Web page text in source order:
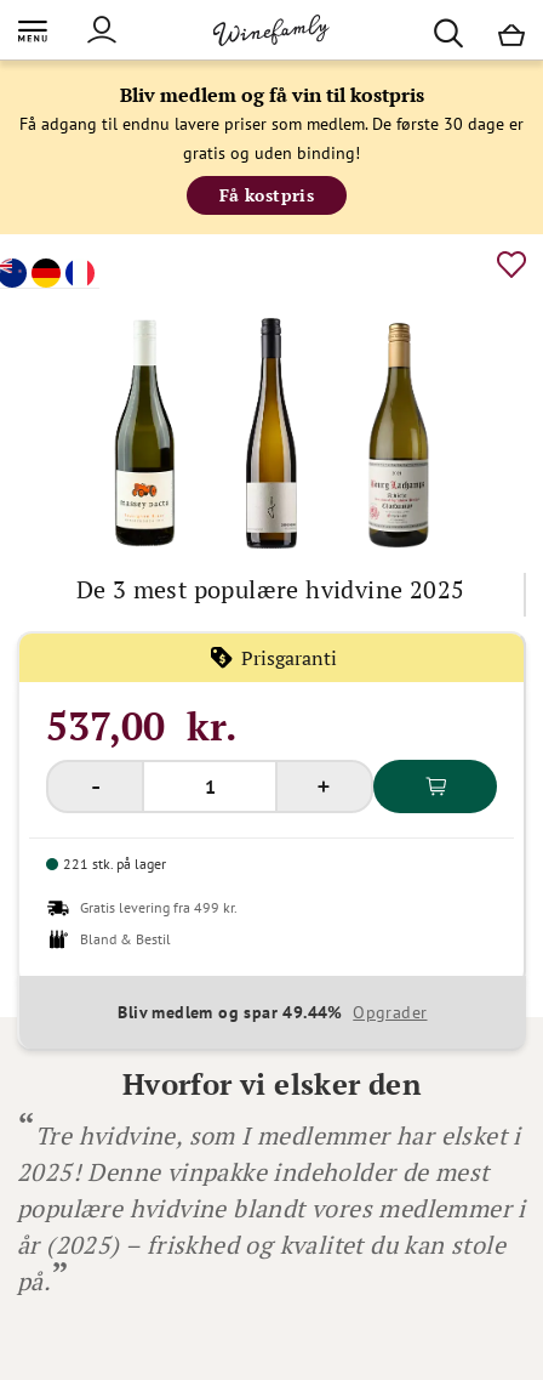
Bliv medlem og få vin til kostpris
Få adgang til endnu lavere priser som medlem. De første 30 dage er
gratis og uden binding!
Få kostpris
Prisgaranti
De 3 mest populære hvidvine 2025
537,00 kr.
221 stk. på lager
Gratis levering fra 499 kr.
Bland & Bestil
Bliv medlem og spar 49.44% Opgrader
Hvorfor vi elsker den
Tre hvidvine, som I medlemmer har elsket i
2025! Denne vinpakke indeholder de mest
populære hvidvine blandt vores medlemmer i
år (2025) – friskhed og kvalitet du kan stole
på.